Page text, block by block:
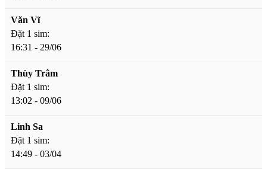
Văn Vĩ
Đặt 1 sim:
16:31 - 29/06
Thùy Trâm
Đặt 1 sim:
13:02 - 09/06
Linh Sa
Đặt 1 sim:
14:49 - 03/04